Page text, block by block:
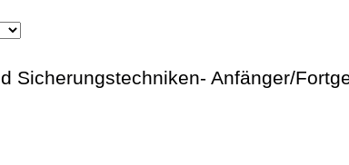
Sicherungstechniken- Anfänger/